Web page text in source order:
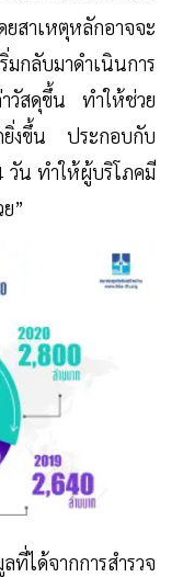
สาเหตุหลักอาจจะ
ลับมาดำเนินการ
วัสดุขึ้น ทำให้ช่วย
กยิ่งขึ้น ประกอบกับ
วัน ทำให้ผู้บริโภคมี
”
ได้จากการสำรวจ